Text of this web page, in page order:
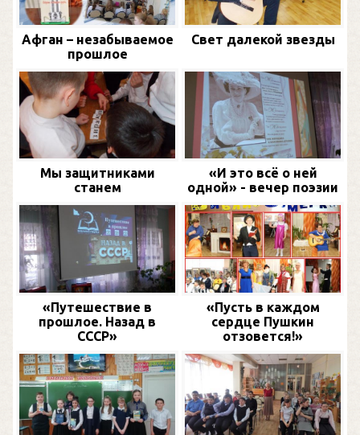
Афган – незабываемое
прошлое
Свет далекой звезды
Мы защитниками
станем
«И это всё о ней
одной» - вечер поэзии
«Путешествие в
прошлое. Назад в
СССР»
«Пусть в каждом
сердце Пушкин
отзовется!»